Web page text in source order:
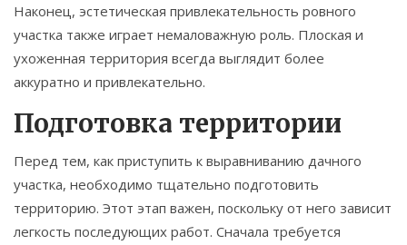
Наконец, эстетическая привлекательность ровного
участка также играет немаловажную роль. Плоская и
ухоженная территория всегда выглядит более
аккуратно и привлекательно.
Подготовка территории
Перед тем, как приступить к выравниванию дачного
участка, необходимо тщательно подготовить
территорию. Этот этап важен, поскольку от него зависит
легкость последующих работ. Сначала требуется